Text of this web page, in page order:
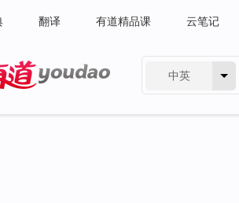
翻译 有道精品课 云笔记
中英